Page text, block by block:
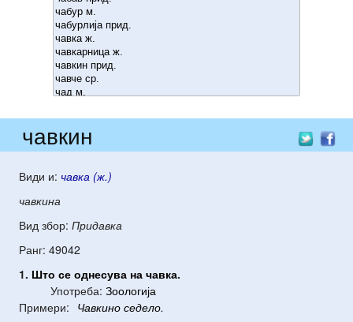
чавкин
Види и: чавка (ж.)
чавкина
Вид збор: Придавка
Ранг: 49042
1. Што се однесува на чавка.
Употреба: Зоологија
Примери: Чавкино седело.